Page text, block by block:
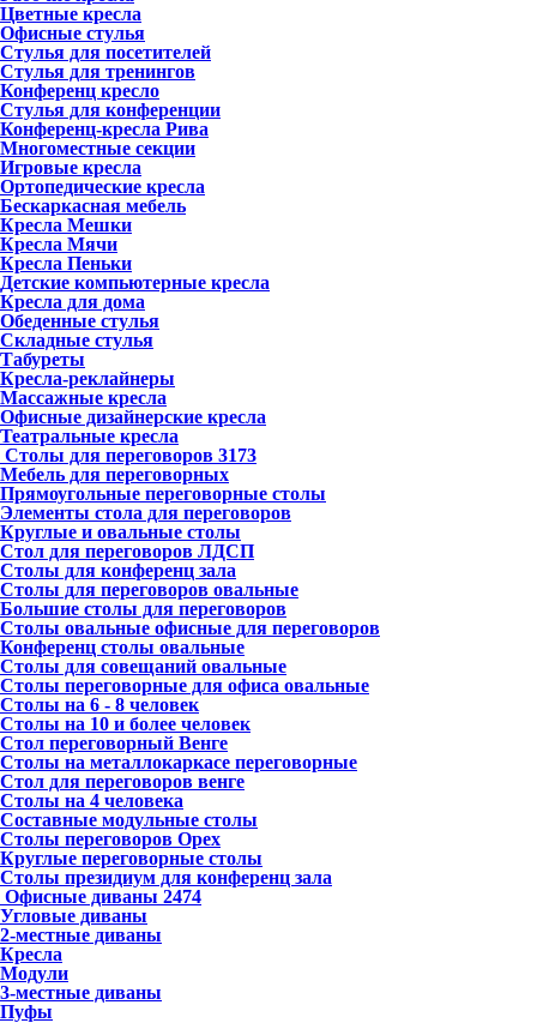
Цветные кресла
Офисные стулья
Стулья для посетителей
Стулья для тренингов
Конференц кресло
Стулья для конференции
Конференц-кресла Рива
Многоместные секции
Игровые кресла
Ортопедические кресла
Бескаркасная мебель
Кресла Мешки
Кресла Мячи
Кресла Пеньки
Детские компьютерные кресла
Кресла для дома
Обеденные стулья
Складные стулья
Табуреты
Кресла-реклайнеры
Массажные кресла
Офисные дизайнерские кресла
Театральные кресла
Столы для переговоров 3173
Мебель для переговорных
Прямоугольные переговорные столы
Элементы стола для переговоров
Круглые и овальные столы
Стол для переговоров ЛДСП
Столы для конференц зала
Столы для переговоров овальные
Большие столы для переговоров
Столы овальные офисные для переговоров
Конференц столы овальные
Столы для совещаний овальные
Столы переговорные для офиса овальные
Столы на 6 - 8 человек
Столы на 10 и более человек
Стол переговорный Венге
Столы на металлокаркасе переговорные
Стол для переговоров венге
Столы на 4 человека
Составные модульные столы
Столы переговоров Орех
Круглые переговорные столы
Столы президиум для конференц зала
Офисные диваны 2474
Угловые диваны
2-местные диваны
Кресла
Модули
3-местные диваны
Пуфы